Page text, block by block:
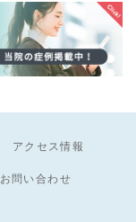
アクセス情報
お問い合わせ